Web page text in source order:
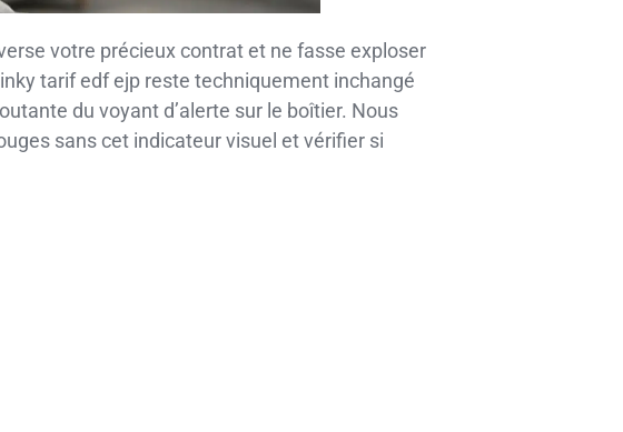
votre précieux contrat et ne fasse exploser
tarif edf ejp reste techniquement inchangé
du voyant d’alerte sur le boîtier. Nous
sans cet indicateur visuel et vérifier si